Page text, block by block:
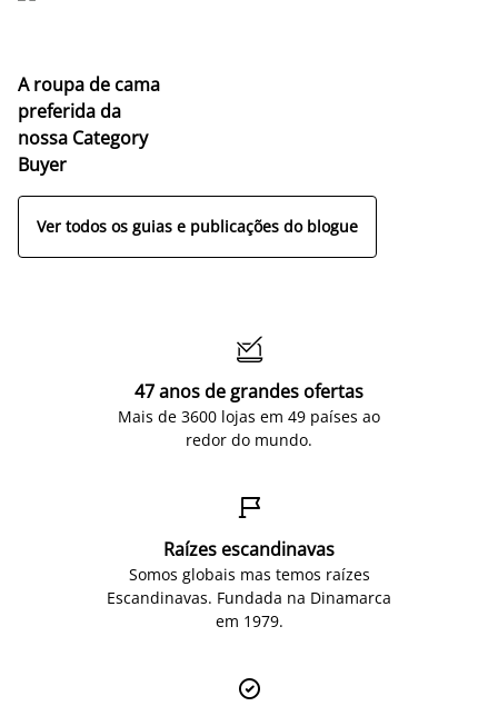
A roupa de cama
preferida da
nossa Category
Buyer
Ver todos os guias e publicações do blogue

47 anos de grandes ofertas
Mais de 3600 lojas em 49 países ao
redor do mundo.

Raízes escandinavas
Somos globais mas temos raízes
Escandinavas. Fundada na Dinamarca
em 1979.
